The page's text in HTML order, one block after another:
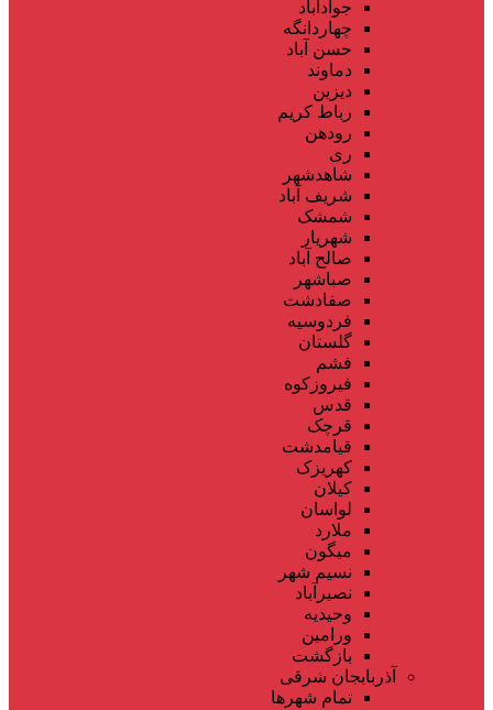
جوادآباد
چهاردانگه
حسن آباد
دماوند
دیزین
رباط کریم
رودهن
ری
شاهدشهر
شریف آباد
شمشک
شهریار
صالح آباد
صباشهر
صفادشت
فردوسیه
گلستان
فشم
فیروزکوه
قدس
قرچک
قیامدشت
کهریزک
کیلان
لواسان
ملارد
میگون
نسیم شهر
نصیرآباد
وحیدیه
ورامین
بازگشت
آذربایجان شرقی
تمام شهر‌ها